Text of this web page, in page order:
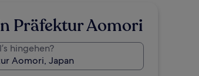
Präfektur Aomori
hingehen?